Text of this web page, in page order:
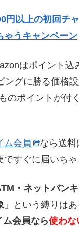
円以上の初回チ
ゃうキャンペーン
はポイント込
ングに勝る価格
のポイントが付
ム会員
なら送料
すぐに届いちゃ
・ネットバン
という縛りはあ
会員なら使わな